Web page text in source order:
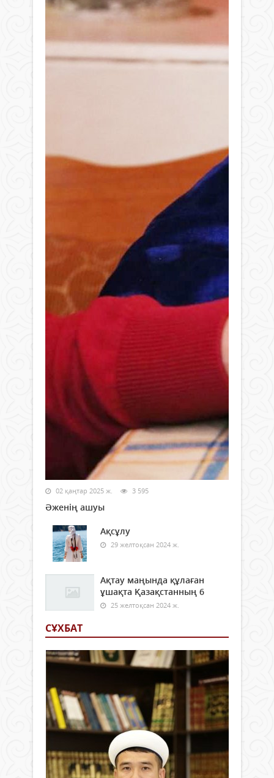
02 қаңтар 2025 ж. 3 595
Әженің ашуы
Ақсұлу
29 желтоқсан 2024 ж.
Ақтау маңында құлаған
ұшақта Қазақстанның 6
25 желтоқсан 2024 ж.
СҰХБАТ